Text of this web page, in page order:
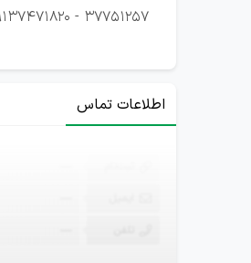
37751257 - 09137471820 --09134741820
اطلاعات تماس